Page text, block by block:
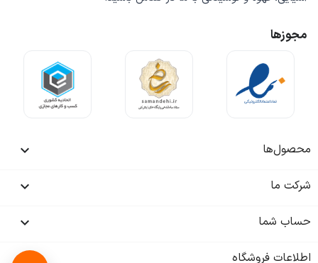
مجوزها
محصول‌ها 
شرکت ما 
حساب شما 
اطلاعات فروشگاه keyboard_arrow_down